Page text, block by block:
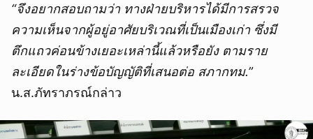
“จึงอยากสอบถามว่า ทางฝ่ายบริหารได้มีการสรวจ
ความเห็นจากผู้อยู่อาศัยบริเวณที่เป็นเมืองเก่า ซึ่งมี
ตึกแถวค่อนข้างเยอะเหล่านี้แล้วหรือยังตามราย
ละเอียดในร่างข้อบัญญัติที่เสนอต่อ สภากทม.”
น.ส.ภัทราภรณ์กล่าว